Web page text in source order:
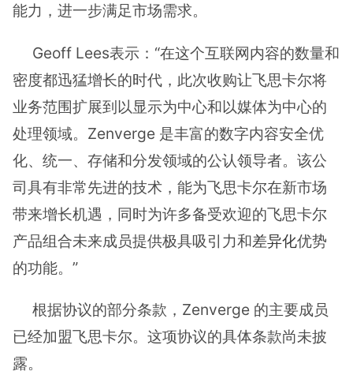
能力，进一步满足市场需求。
Geoff Lees表示：“在这个互联网内容的数量和
密度都迅猛增长的时代，此次收购让飞思卡尔将
业务范围扩展到以显示为中心和以媒体为中心的
处理领域。Zenverge 是丰富的数字内容安全优
化、统一、存储和分发领域的公认领导者。该公
司具有非常先进的技术，能为飞思卡尔在新市场
带来增长机遇，同时为许多备受欢迎的飞思卡尔
产品组合未来成员提供极具吸引力和差异化优势
的功能。”
根据协议的部分条款，Zenverge 的主要成员
已经加盟飞思卡尔。这项协议的具体条款尚未披
露。